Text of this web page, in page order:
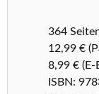
364
12,99 €
8,99 € (E-
ISBN: